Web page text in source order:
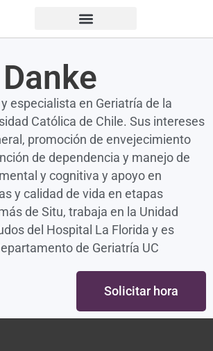
especialista en Geriatría de la
Católica de Chile. Sus intereses
promoción de envejecimiento
de dependencia y manejo de
y cognitiva y apoyo en
y calidad de vida en etapas
de Situ, trabaja en la Unidad
del Hospital La Florida y es
de Geriatría UC
Solicitar hora